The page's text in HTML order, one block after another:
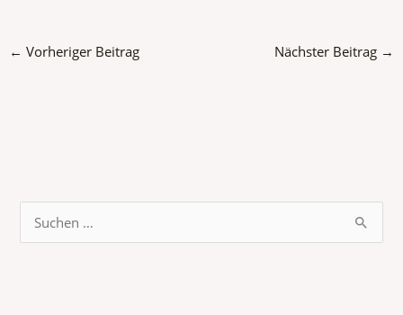
← Vorheriger Beitrag Nächster Beitrag →